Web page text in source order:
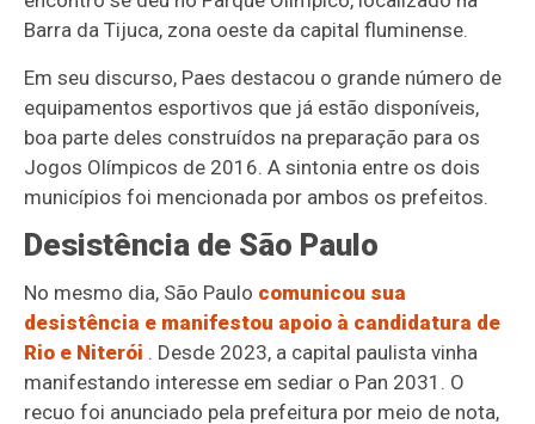
Barra da Tijuca, zona oeste da capital fluminense.
Em seu discurso, Paes destacou o grande número de
equipamentos esportivos que já estão disponíveis,
boa parte deles construídos na preparação para os
Jogos Olímpicos de 2016. A sintonia entre os dois
municípios foi mencionada por ambos os prefeitos.
Desistência de São Paulo
No mesmo dia, São Paulo comunicou sua
desistência e manifestou apoio à candidatura de
Rio e Niterói . Desde 2023, a capital paulista vinha
manifestando interesse em sediar o Pan 2031. O
recuo foi anunciado pela prefeitura por meio de nota,